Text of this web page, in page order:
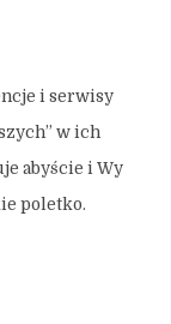
i serwisy
w ich
abyście i Wy
poletko.